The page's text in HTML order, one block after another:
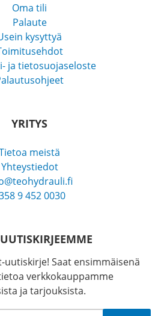
Oma tili
Palaute
kysyttyä
ja tietosuojaseloste
YRITYS
meistä
Yhteystiedot
9 452 0030
uutiskirje! Saat ensimmäisenä
verkkokauppamme
ja tarjouksista.